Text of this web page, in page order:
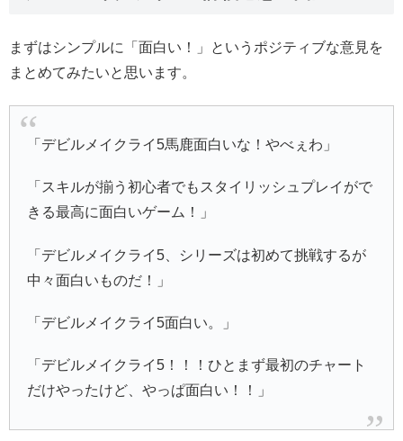
まずはシンプルに「面白い！」というポジティブな意見を
まとめてみたいと思います。
「デビルメイクライ5馬鹿面白いな！やべぇわ」
「スキルが揃う初心者でもスタイリッシュプレイがで
きる最高に面白いゲーム！」
「デビルメイクライ5、シリーズは初めて挑戦するが
中々面白いものだ！」
「デビルメイクライ5面白い。」
「デビルメイクライ5！！！ひとまず最初のチャート
だけやったけど、やっぱ面白い！！」